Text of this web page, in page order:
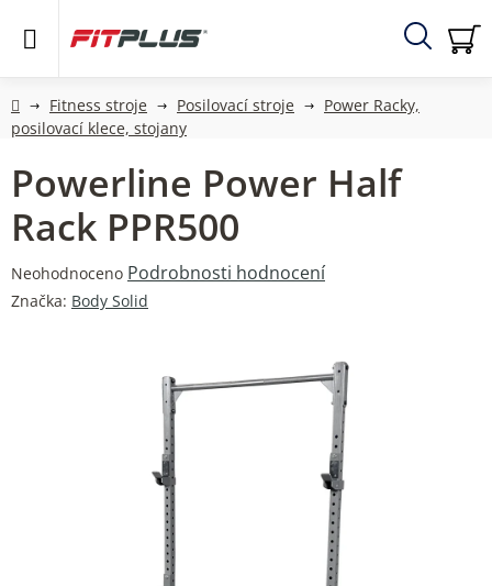
Hledat
DomůFitness stroje Posilovací stroje
Power Racky,
posilovací klece, stojany
Powerline Power Half
Rack PPR500
Průměrné
hodnocení
Neohodnoceno Podrobnosti hodnocení
Značka: Body Solid